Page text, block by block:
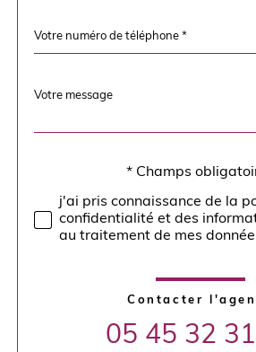
Téléphone
*
Fieldset
Message
Validation* Champs
j'ai pris connaissance de la
confidentialité et des
au traitement de mes
Contacter
05 45 32